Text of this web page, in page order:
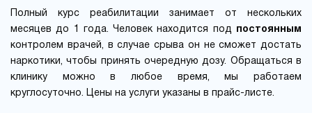
Полный курс реабилитации занимает от нескольких
месяцев до 1 года. Человек находится под
постоянным
контролем врачей, в случае срыва он не сможет достать
наркотики, чтобы принять очередную дозу. Обращаться в
клинику можно в любое время, мы работаем
круглосуточно. Цены на услуги указаны в прайс-листе.